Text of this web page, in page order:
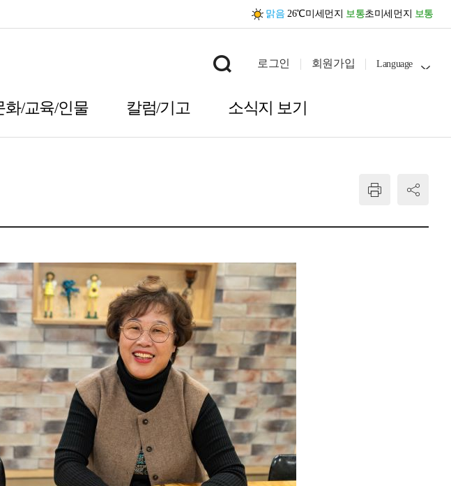
맑음 26℃미세먼지 보통초미세먼지 보통
화/교육/인물 칼럼/기고 소식지 보기
로그인 회원가입 Language